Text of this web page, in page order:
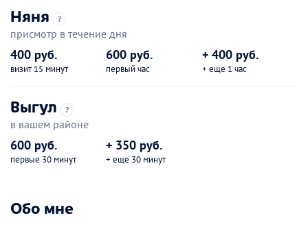
Няня ?
присмотр в течение дня
400 руб.
визит 15 минут
600 руб.
первый час
+ 400 руб.
+ еще 1 час
Выгул ?
в вашем районе
600 руб.
первые 30 минут
+ 350 руб.
+ еще 30 минут
Обо мне